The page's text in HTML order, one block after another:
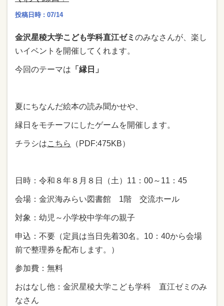
投稿日時 : 07/14
金沢星稜大学こども学科直江ゼミ のみなさんが、楽し
いイベントを開催してくれます。
今回のテーマは 「縁日」
夏にちなんだ絵本の読み聞かせや、
縁日をモチーフにしたゲームを開催します。
チラシはこちら （PDF:475KB）
日時：令和８年８月８日（土）11：00～11：45
会場：金沢海みらい図書館 1階 交流ホール
対象：幼児～小学校中学年の親子
申込：不要（定員は当日先着30名。10：40から会場
前で整理券を配布します。）
参加費：無料
おはなし他：金沢星稜大学こども学科 直江ゼミのみ
なさん